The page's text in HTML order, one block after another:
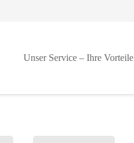
Unser Service – Ihre Vorteile